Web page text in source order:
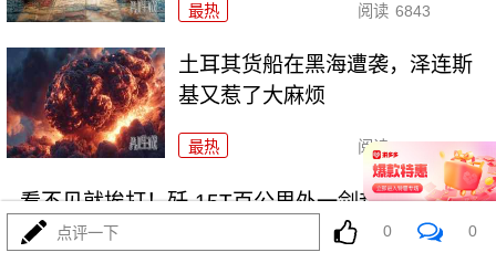
最热 阅读 6843
土耳其货船在黑海遭袭，泽连斯
基又惹了大麻烦
最热 阅读 16994
看不见就挨打！歼-15T百公里外一剑封喉F-15J
点评一下 0 0